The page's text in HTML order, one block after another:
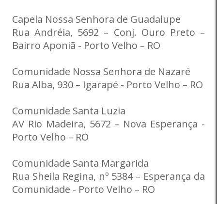
Capela Nossa Senhora de Guadalupe
Rua Andréia, 5692 – Conj. Ouro Preto –
Bairro Aponiã - Porto Velho – RO
Comunidade Nossa Senhora de Nazaré
Rua Alba, 930 – Igarapé - Porto Velho – RO
Comunidade Santa Luzia
AV Rio Madeira, 5672 – Nova Esperança -
Porto Velho – RO
Comunidade Santa Margarida
Rua Sheila Regina, nº 5384 – Esperança da
Comunidade - Porto Velho – RO